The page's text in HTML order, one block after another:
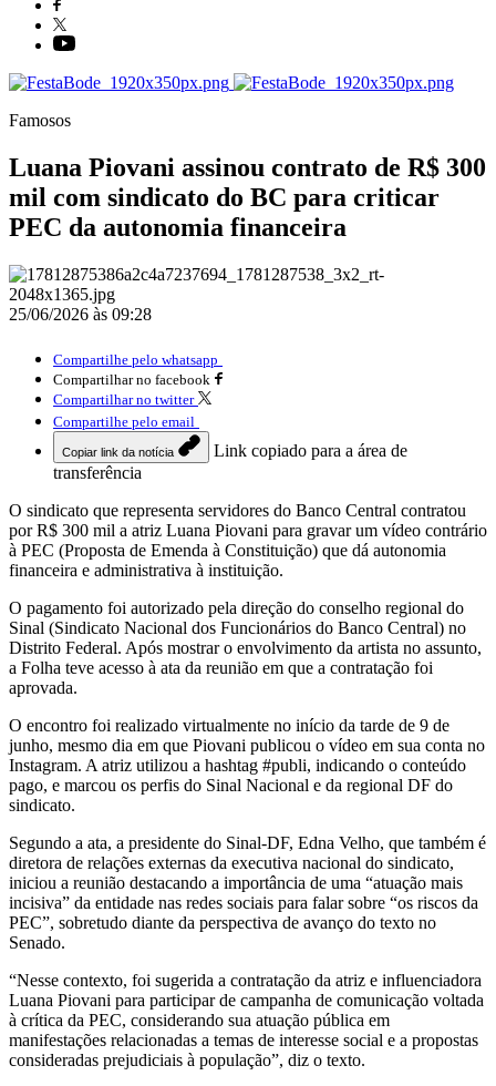
Famosos
Luana Piovani assinou contrato de R$ 300
mil com sindicato do BC para criticar
PEC da autonomia financeira
25/06/2026 às 09:28
Compartilhe pelo whatsapp
Compartilhar no facebook
Compartilhar no twitter
Compartilhe pelo email
Copiar link da notícia
Link copiado para a área de
transferência
O sindicato que representa servidores do Banco Central contratou
por R$ 300 mil a atriz Luana Piovani para gravar um vídeo contrário
à PEC (Proposta de Emenda à Constituição) que dá autonomia
financeira e administrativa à instituição.
O pagamento foi autorizado pela direção do conselho regional do
Sinal (Sindicato Nacional dos Funcionários do Banco Central) no
Distrito Federal. Após mostrar o envolvimento da artista no assunto,
a Folha teve acesso à ata da reunião em que a contratação foi
aprovada.
O encontro foi realizado virtualmente no início da tarde de 9 de
junho, mesmo dia em que Piovani publicou o vídeo em sua conta no
Instagram. A atriz utilizou a hashtag #publi, indicando o conteúdo
pago, e marcou os perfis do Sinal Nacional e da regional DF do
sindicato.
Segundo a ata, a presidente do Sinal-DF, Edna Velho, que também é
diretora de relações externas da executiva nacional do sindicato,
iniciou a reunião destacando a importância de uma “atuação mais
incisiva” da entidade nas redes sociais para falar sobre “os riscos da
PEC”, sobretudo diante da perspectiva de avanço do texto no
Senado.
“Nesse contexto, foi sugerida a contratação da atriz e influenciadora
Luana Piovani para participar de campanha de comunicação voltada
à crítica da PEC, considerando sua atuação pública em
manifestações relacionadas a temas de interesse social e a propostas
consideradas prejudiciais à população”, diz o texto.